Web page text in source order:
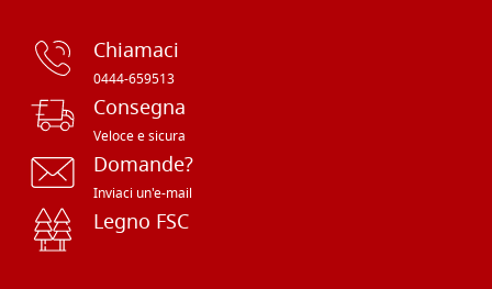
Chiamaci
0444-659513
Consegna
Veloce e sicura
Domande?
Inviaci un'e-mail
Legno FSC